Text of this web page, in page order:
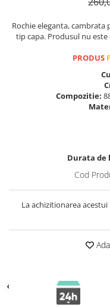
Rochie eleganta,
tip capa. Produsul nu
PRODUS
Compozitie:
Durata de
Cod
La achizitionarea